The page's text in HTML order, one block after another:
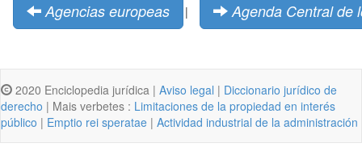
Agencias europeas | Agenda Central de
2020 Enciclopedia jurídica | Aviso legal | Diccionario jurídico de
derecho | Mais verbetes : Limitaciones de la propiedad en interés
público | Emptio rei speratae | Actividad industrial de la administración